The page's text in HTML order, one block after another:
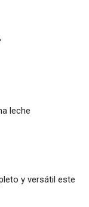
leche
y versátil este